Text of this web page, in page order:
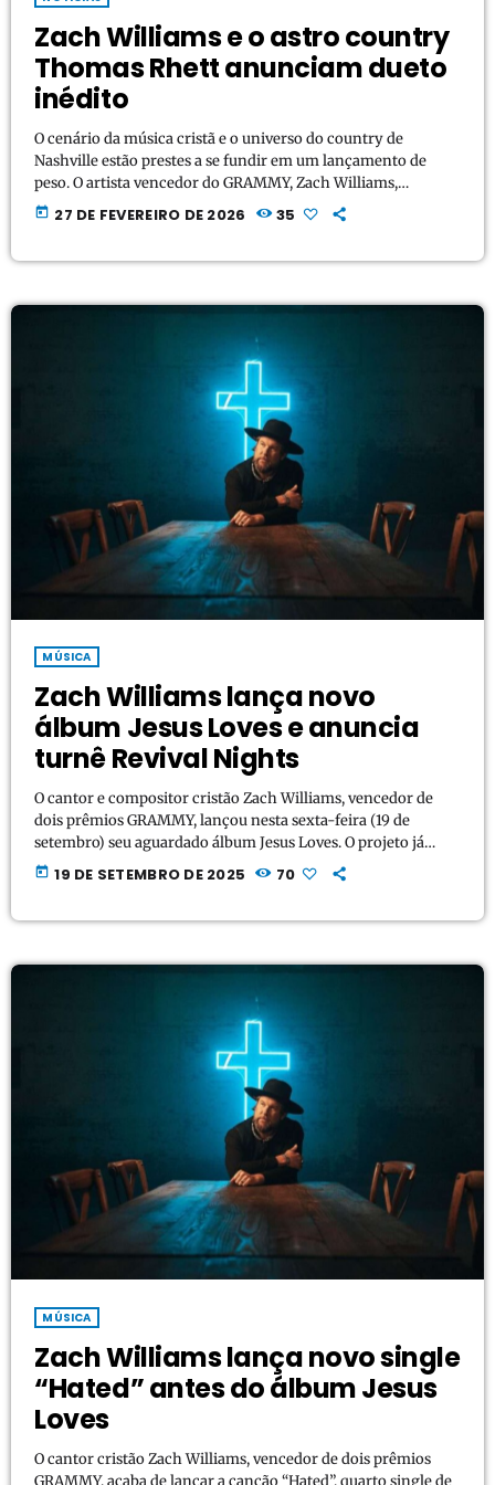
Zach Williams e o astro country
Thomas Rhett anunciam dueto
inédito
O cenário da música cristã e o universo do country de
Nashville estão prestes a se fundir em um lançamento de
peso. O artista vencedor do GRAMMY, Zach Williams,
confirmou a chegada de seu novo single, intitulado "Say A
Prayer", com lançamento oficial marcado para o dia 6 de
today 27 DE FEVEREIRO DE 2026 35
MÚSICA
Zach Williams lança novo
álbum Jesus Loves e anuncia
turnê Revival Nights
O cantor e compositor cristão Zach Williams, vencedor de
dois prêmios GRAMMY, lançou nesta sexta-feira (19 de
setembro) seu aguardado álbum Jesus Loves. O projeto já
vinha sendo antecipado pelos singles “Jesus Loves” — que
alcançou o Top 10 — além das faixas “Killed A Man” e “Friend
today 19 DE SETEMBRO DE 2025 70
MÚSICA
Zach Williams lança novo single
“Hated” antes do álbum Jesus
Loves
O cantor cristão Zach Williams, vencedor de dois prêmios
GRAMMY, acaba de lançar a canção “Hated”, quarto single de